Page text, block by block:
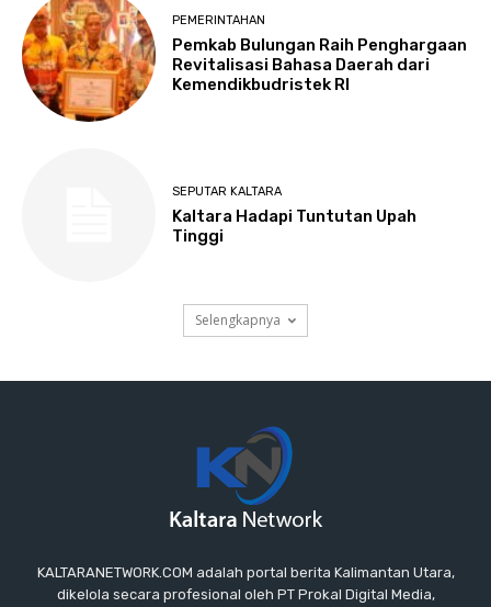
KALTARANETWORK.COM adalah portal berita Kalimantan Utara,
dikelola secara profesional oleh PT Prokal Digital Media,